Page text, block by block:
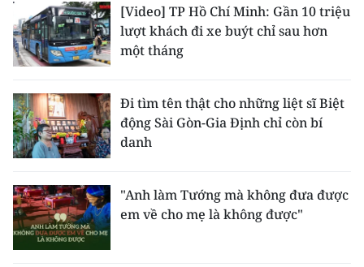
[Video] TP Hồ Chí Minh: Gần 10 triệu
lượt khách đi xe buýt chỉ sau hơn
một tháng
Đi tìm tên thật cho những liệt sĩ Biệt
động Sài Gòn-Gia Định chỉ còn bí
danh
"Anh làm Tướng mà không đưa được
em về cho mẹ là không được"